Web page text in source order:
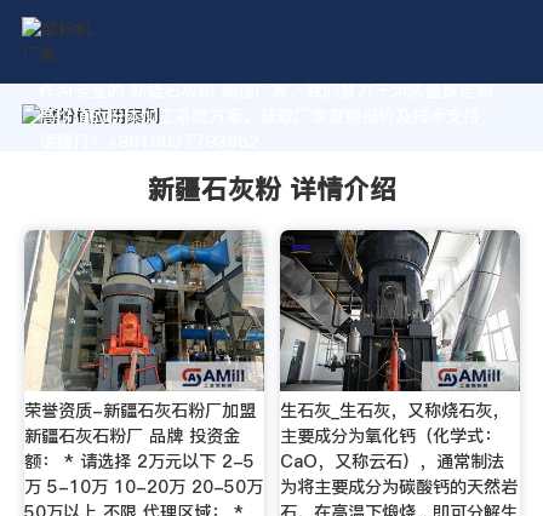
作为专业的 新疆石灰粉 制造厂家，我们致力于为您量身定制
高价值的粉体加工系统方案。获取厂家直销报价及技术支持，
新疆石灰粉 详情介绍
荣誉资质-新疆石灰石粉厂加盟
新疆石灰石粉厂 品牌 投资金
额： * 请选择 2万元以下 2-5
万 5-10万 10-20万 20-50万
生石灰_生石灰，又称烧石灰，
主要成分为氧化钙（化学式：
CaO，又称云石），通常制法
为将主要成分为碳酸钙的天然岩